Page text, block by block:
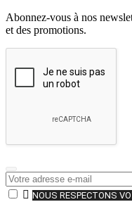
Abonnez-vous à nos
et des promotions.
 NOUS RESPECTONS